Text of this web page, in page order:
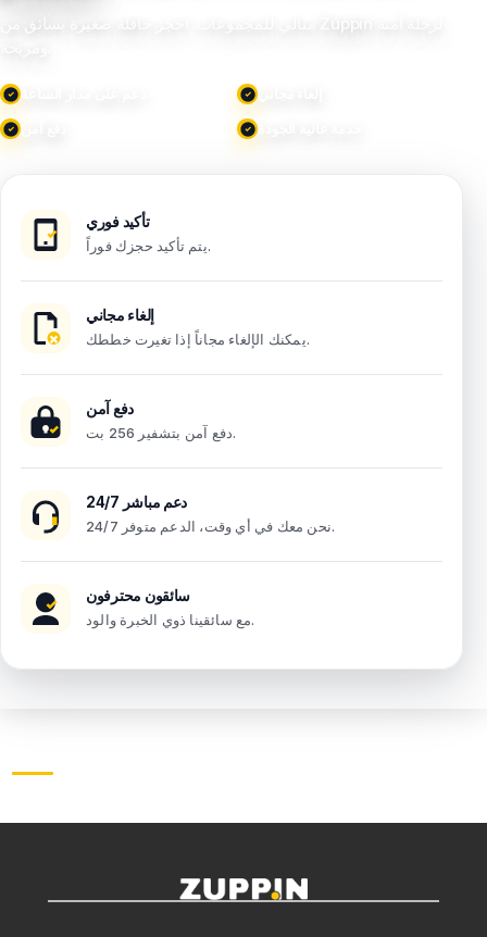
تأكيد فوري
يتم تأكيد حجزك فوراً.
إلغاء مجاني
يمكنك الإلغاء مجاناً إذا تغيرت خططك.
دفع آمن
دفع آمن بتشفير 256 بت.
دعم مباشر 24/7
نحن معك في أي وقت، الدعم متوفر 24/7.
سائقون محترفون
مع سائقينا ذوي الخبرة والود.